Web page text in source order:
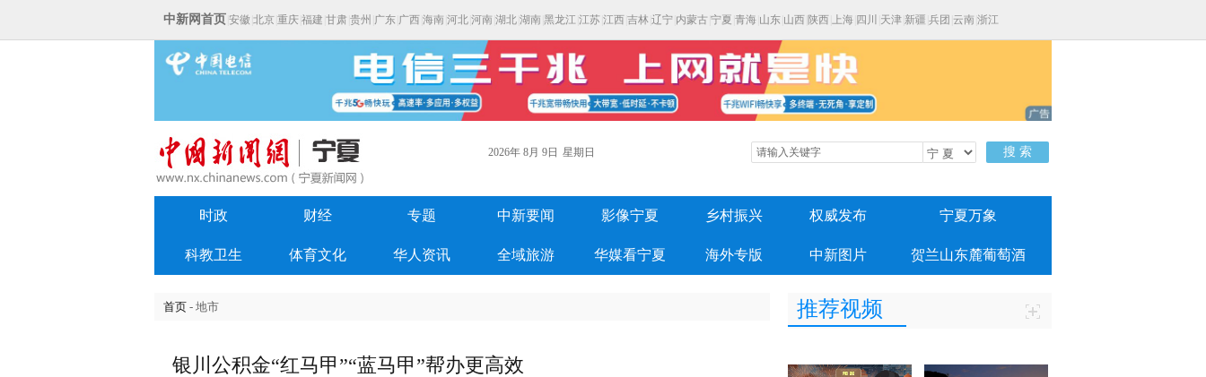
中新网首页 安徽 北京 重庆 福建 甘肃 贵州 广东 广西 海南 河北 河南 湖北 湖南 黑龙江 江苏 江西 吉林 辽宁 内蒙古 宁夏 青海 山东 山西 陕西 上海 四川 天津 新疆 兵团 云南 浙江
2026年 8月 9日 星期日 搜 索
时政 财经 专题 中新要闻 影像宁夏 乡村振兴 权威发布 宁夏万象
科教卫生 体育文化 华人资讯 全域旅游 华媒看宁夏 海外专版 中新图片 贺兰山东麓葡萄酒
首页 - 地市
银川公积金“红马甲”“蓝马甲”帮办更高效
推荐视频